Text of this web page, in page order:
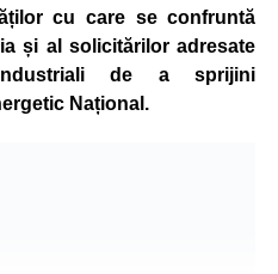
cu care se confruntă
și al solicitărilor adresate
de a sprijini
Național.